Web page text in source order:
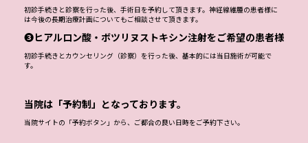
初診手続きと診察を行った後、手術日を予約して頂きます。神経線維腫の患者様に
は今後の長期治療計画についてもご相談させて頂きます。
❸ヒアルロン酸・ボツリヌストキシン注射をご希望の患者様
初診手続きとカウンセリング（診察）を行った後、基本的には当日施術が可能で
す。
当院は「予約制」となっております。
当院サイトの「予約ボタン」から、ご都合の良い日時をご予約下さい。